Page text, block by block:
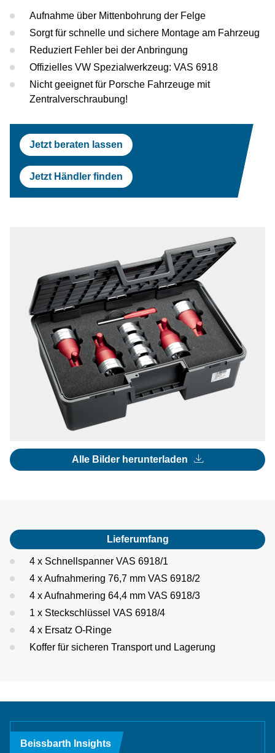
Aufnahme über Mittenbohrung der Felge
Sorgt für schnelle und sichere Montage am Fahrzeug
Reduziert Fehler bei der Anbringung
Offizielles VW Spezialwerkzeug: VAS 6918
Nicht geeignet für Porsche Fahrzeuge mit
Zentralverschraubung!
Jetzt beraten lassen
Jetzt Händler finden
Alle Bilder herunterladen
Lieferumfang
4 x Schnellspanner VAS 6918/1
4 x Aufnahmering 76,7 mm VAS 6918/2
4 x Aufnahmering 64,4 mm VAS 6918/3
1 x Steckschlüssel VAS 6918/4
4 x Ersatz O-Ringe
Koffer für sicheren Transport und Lagerung
Beissbarth Insights
Scheinwerferprüfung
Radwuchtmaschinen
Reifenmontiergeräte
Porsche
Volvo
Renault
Radwuchtmaschinen
Reifenmontiergeräte